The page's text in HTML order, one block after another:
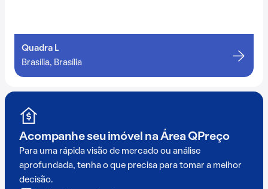
Quadra L
Brasília, Brasília
Acompanhe seu imóvel na Área QPreço
Para uma rápida visão de mercado ou análise
aprofundada, tenha o que precisa para tomar a melhor
decisão.